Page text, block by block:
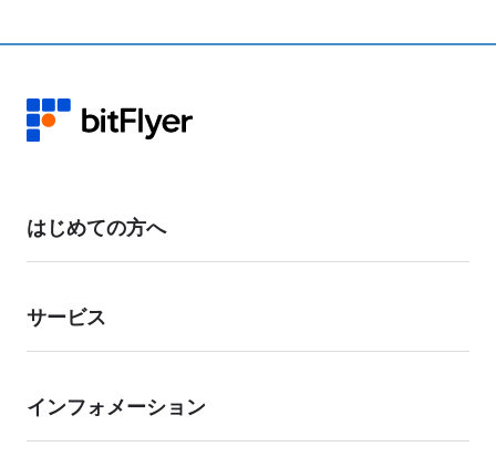
登録情報をご記載ください。
す。内容をご確認の上、ご返信ください。
本人確認書類をご提出いただき、ご本人による申請であることを確認した
お手数をおかけいたしますが、お客様の資産保護のための対応となります
はじめての方へ
サービス
インフォメーション